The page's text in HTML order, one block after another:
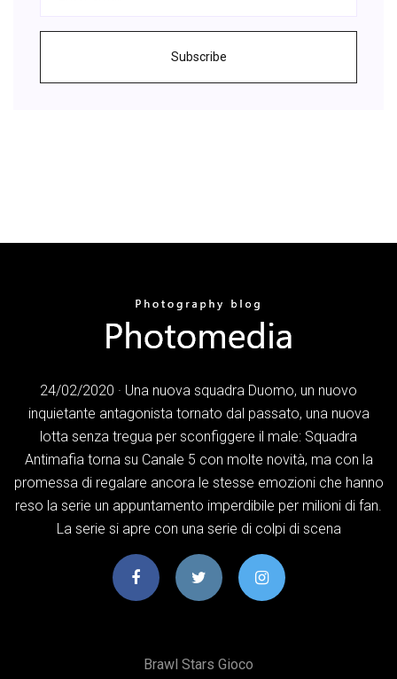
Subscribe
24/02/2020 · Una nuova squadra Duomo, un nuovo
inquietante antagonista tornato dal passato, una nuova
lotta senza tregua per sconfiggere il male: Squadra
Antimafia torna su Canale 5 con molte novità, ma con la
promessa di regalare ancora le stesse emozioni che hanno
reso la serie un appuntamento imperdibile per milioni di fan.
La serie si apre con una serie di colpi di scena
Brawl Stars Gioco